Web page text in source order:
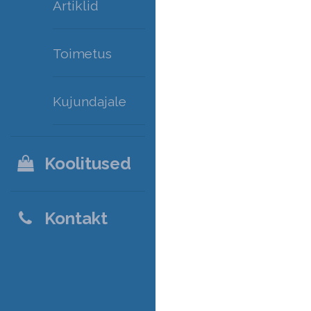
Artiklid
Toimetus
Kujundajale
Koolitused
Kontakt